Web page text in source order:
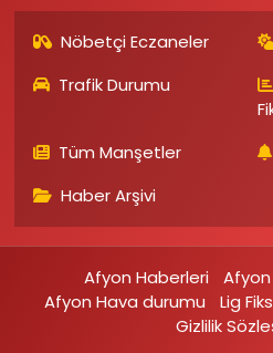
Nöbetçi Eczaneler
Trafik Durumu
Tüm Manşetler
Haber Arşivi
Afyon Haberleri
Afyon Hava durumu
Lig
Gizlilik